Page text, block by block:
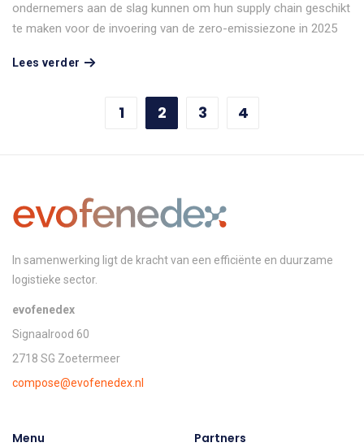
ondernemers aan de slag kunnen om hun supply chain geschikt
te maken voor de invoering van de zero-emissiezone in 2025
Lees verder
1 2 3 4
In samenwerking ligt de kracht van een efficiënte en duurzame
logistieke sector.
evofenedex
Signaalrood 60
2718 SG Zoetermeer
compose@evofenedex.nl
Menu Partners